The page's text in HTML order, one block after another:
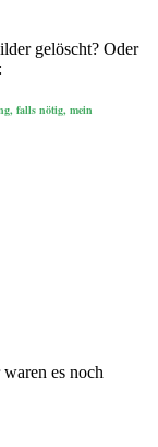
gelöscht? Oder
falls nötig, mein
es noch